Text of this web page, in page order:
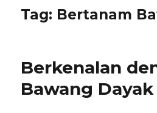
Tag: Bertanam
Berkenalan
Bawang Dayak